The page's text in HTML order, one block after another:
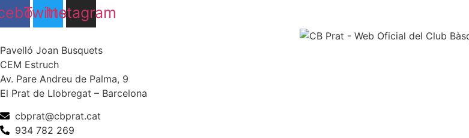
Twitter
Instagram
Pavelló Joan Busquets
CEM Estruch
Av. Pare Andreu de Palma, 9
El Prat de Llobregat – Barcelona
cbprat@cbprat.cat
934 782 269